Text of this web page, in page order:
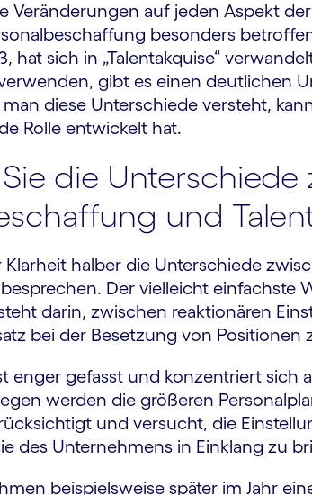
Veränderungen auf jeden Aspekt
besonders
hat sich in „Talentakquise“
gibt es einen deutlichen
diese Unterschiede versteht,
Rolle entwickelt hat.
die Unterschiede
und
Klarheit halber die Unterschiede
Der vielleicht einfachste
darin, zwischen reaktionären
bei der Besetzung von Positionen
enger gefasst und konzentriert sich
werden die größeren
und versucht, die
des Unternehmens in Einklang zu
beispielsweise später im Jahr